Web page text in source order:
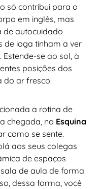
só contribui para o
em inglês, mas
de autocuidado
de ioga tinham a ver
se ao sol, à
posições dos
do ar fresco.
a rotina de
chegada, no Esquina
como se sente.
aos seus colegas
de espaços
de aula de forma
dessa forma, você